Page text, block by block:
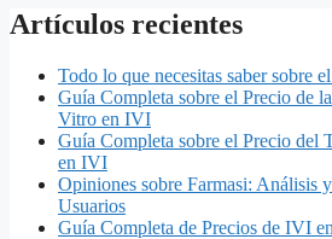
Artículos recientes
Todo lo que necesitas saber sobre
Guía Completa sobre el Precio de
Vitro en IVI
Guía Completa sobre el Precio del
en IVI
Opiniones sobre Farmasi: Análisis
Usuarios
Guía Completa de Precios de IVI